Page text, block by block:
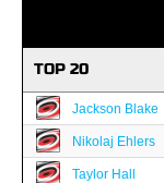
TOP 20
Jackson Blake
Nikolaj Ehlers
Taylor Hall